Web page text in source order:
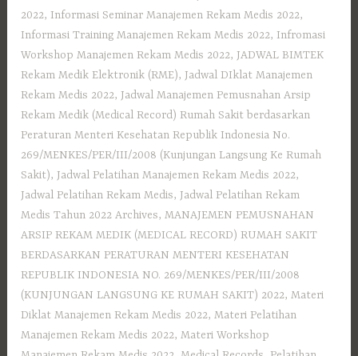
2022, Informasi Seminar Manajemen Rekam Medis 2022,
Informasi Training Manajemen Rekam Medis 2022, Infromasi
Workshop Manajemen Rekam Medis 2022, JADWAL BIMTEK
Rekam Medik Elektronik (RME), Jadwal DIklat Manajemen
Rekam Medis 2022, Jadwal Manajemen Pemusnahan Arsip
Rekam Medik (Medical Record) Rumah Sakit berdasarkan
Peraturan Menteri Kesehatan Republik Indonesia No.
269/MENKES/PER/III/2008 (Kunjungan Langsung Ke Rumah
Sakit), Jadwal Pelatihan Manajemen Rekam Medis 2022,
Jadwal Pelatihan Rekam Medis, Jadwal Pelatihan Rekam
Medis Tahun 2022 Archives,MANAJEMEN PEMUSNAHAN
ARSIP REKAM MEDIK (MEDICAL RECORD) RUMAH SAKIT
BERDASARKAN PERATURAN MENTERI KESEHATAN
REPUBLIK INDONESIA NO. 269/MENKES/PER/III/2008
(KUNJUNGAN LANGSUNG KE RUMAH SAKIT) 2022,Materi
Diklat Manajemen Rekam Medis 2022,Materi Pelatihan
Manajemen Rekam Medis 2022,Materi Workshop